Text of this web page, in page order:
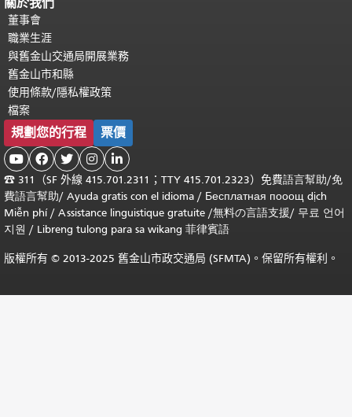
董事會
職業生涯
與舊金山交通局開展業務
舊金山市和縣
使用條款/隱私權政策
檔案
規劃您的行程 票價
    
☎ 311（SF 外線 415.701.2311；TTY 415.701.2323）免費語言幫助/免
費語言幫助/ Ayuda gratis con el idioma / Бесплатная пооощ dịch
Miễn phí/ Assistance linguistique gratuite /無料の言語支援/ 무료 언어
지원 / Libreng tulong para sa wikang 菲律賓語
版權所有 © 2013-2025 舊金山市政交通局 (SFMTA)。保留所有權利。